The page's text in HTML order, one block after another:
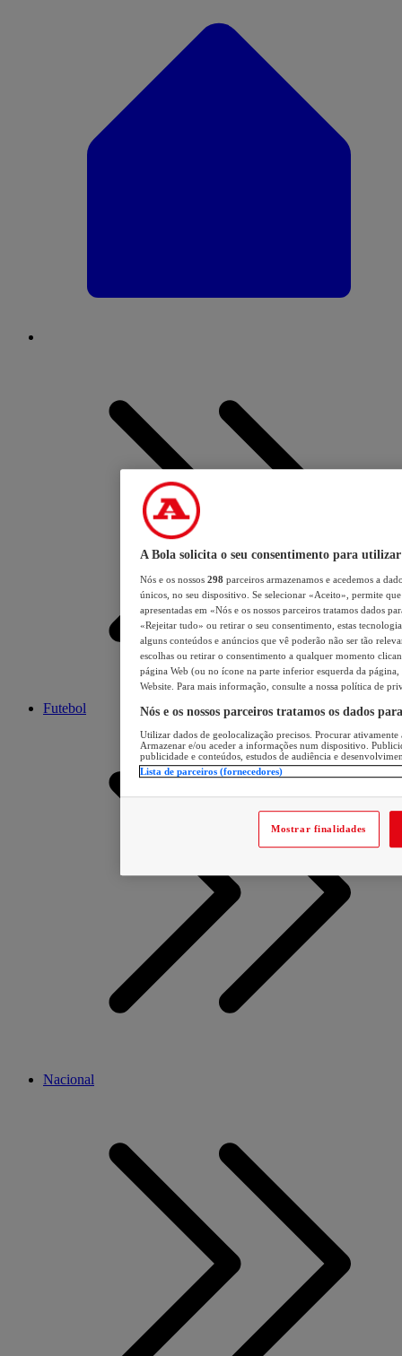
Futebol
Nacional
A Bola solicita o seu consentimento para utilizar
Nós e os nossos 298 parceiros armazenamos e acedemos a
únicos, no seu dispositivo. Se selecionar «Aceito», permite
apresentadas em «Nós e os nossos parceiros tratamos dados
«Rejeitar tudo» ou retirar o seu consentimento, estas
alguns conteúdos e anúncios que vê poderão não ser tão
escolhas ou retirar o consentimento a qualquer momento
página Web (ou no ícone na parte inferior esquerda da página,
Website. Para mais informação, consulte a nossa política de
Nós e os nossos parceiros tratamos os dados
Utilizar dados de geolocalização precisos. Procurar
Armazenar e/ou aceder a informações num dispositivo.
publicidade e conteúdos, estudos de audiência e
Lista de parceiros (fornecedores)
Mostrar finalidades